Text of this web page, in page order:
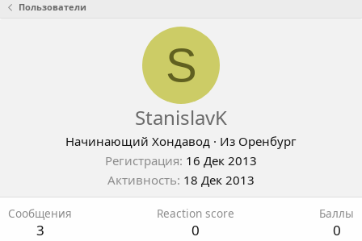
Пользователи
S
StanislavK
Начинающий Хондавод · Из Оренбург
Регистрация 16 Дек 2013
Активность 18 Дек 2013
Сообщения
3
Reaction score
0
Баллы
0